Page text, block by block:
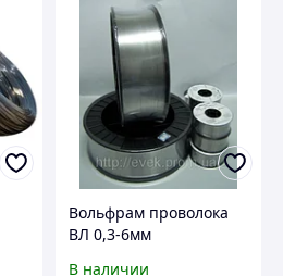
Вольфрам проволока
ВЛ 0,3-6мм
В наличии